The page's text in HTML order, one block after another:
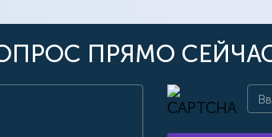
ПРЯМО